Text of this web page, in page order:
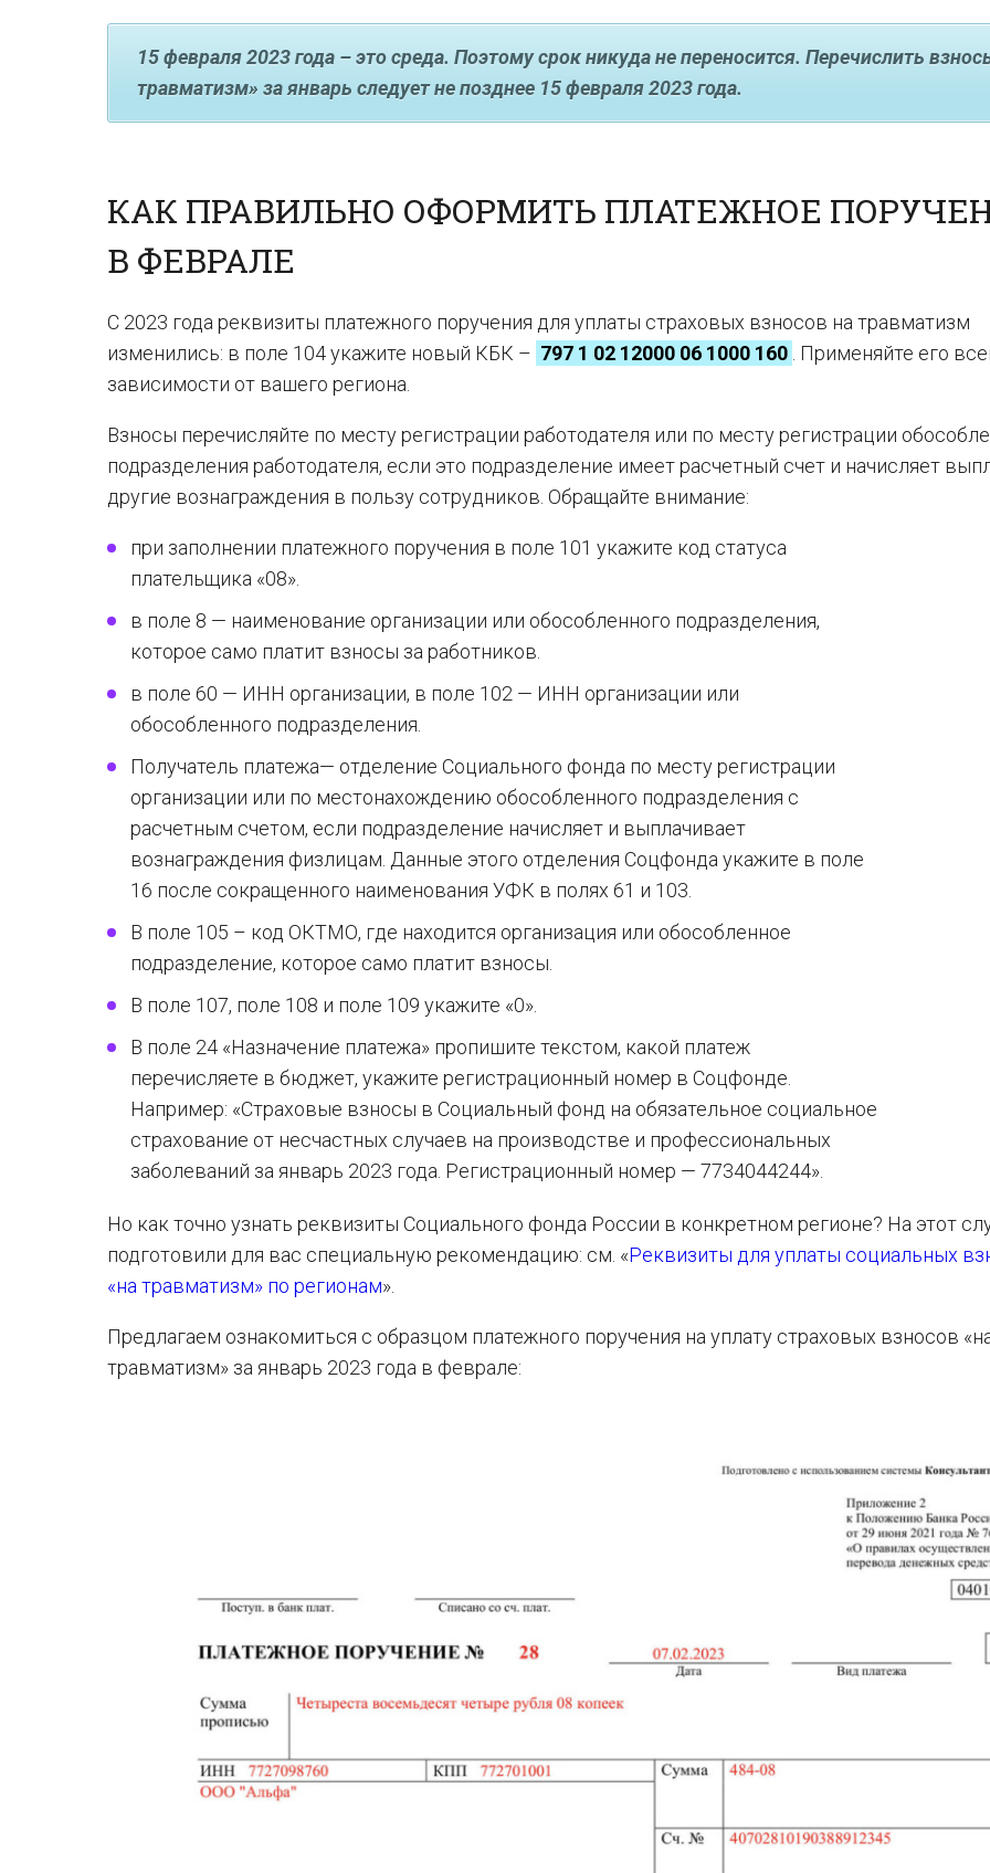
15 февраля 2023 года – это среда. Поэтому срок никуда не переносится. Перечислить
травматизм» за январь следует не позднее 15 февраля 2023 года.
КАК ПРАВИЛЬНО ОФОРМИТЬ ПЛАТЕЖНОЕ
В ФЕВРАЛЕ
С 2023 года реквизиты платежного поручения для уплаты страховых взносов на травматизм
изменились: в поле 104 укажите новый КБК – 797 1 02 12000 06 1000 160 . Применяйте его
зависимости от вашего региона.
Взносы перечисляйте по месту регистрации работодателя или по месту регистрации
подразделения работодателя, если это подразделение имеет расчетный счет и начисляет
другие вознаграждения в пользу сотрудников. Обращайте внимание:
при заполнении платежного поручения в поле 101 укажите код статуса
плательщика «08».
в поле 8 — наименование организации или обособленного подразделения,
которое само платит взносы за работников.
в поле 60 — ИНН организации, в поле 102 — ИНН организации или
обособленного подразделения.
Получатель платежа— отделение Социального фонда по месту регистрации
организации или по местонахождению обособленного подразделения с
расчетным счетом, если подразделение начисляет и выплачивает
вознаграждения физлицам. Данные этого отделения Соцфонда укажите в поле
16 после сокращенного наименования УФК в полях 61 и 103.
В поле 105 – код ОКТМО, где находится организация или обособленное
подразделение, которое само платит взносы.
В поле 107, поле 108 и поле 109 укажите «0».
В поле 24 «Назначение платежа» пропишите текстом, какой платеж
перечисляете в бюджет, укажите регистрационный номер в Соцфонде.
Например: «Страховые взносы в Социальный фонд на обязательное социальное
страхование от несчастных случаев на производстве и профессиональных
заболеваний за январь 2023 года. Регистрационный номер — 7734044244».
Но как точно узнать реквизиты Социального фонда России в конкретном регионе? На этот
подготовили для вас специальную рекомендацию: см. «Реквизиты для уплаты социальных
«на травматизм» по регионам».
Предлагаем ознакомиться с образцом платежного поручения на уплату страховых взносов
травматизм» за январь 2023 года в феврале: